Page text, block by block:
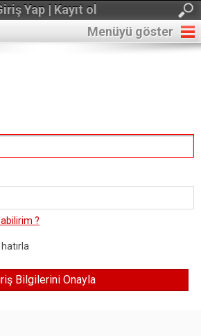
Yap | Kayıt ol
Menüyü göster
?